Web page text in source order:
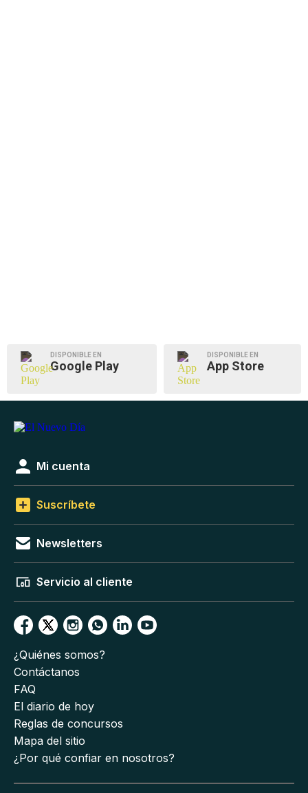
DISPONIBLE EN
Google Play
DISPONIBLE EN
App Store
Mi cuenta
Suscríbete
Newsletters
Servicio al cliente
¿Quiénes somos?
Contáctanos
FAQ
El diario de hoy
Reglas de concursos
Mapa del sitio
¿Por qué confiar en nosotros?